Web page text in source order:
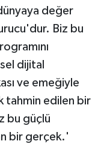
değer
Biz bu
dijital
ve emeğiyle
tahmin edilen bir
bu güçlü
bir gerçek.'